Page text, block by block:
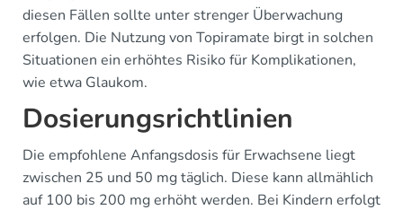
diesen Fällen sollte unter strenger Überwachung
erfolgen. Die Nutzung von Topiramate birgt in solchen
Situationen ein erhöhtes Risiko für Komplikationen,
wie etwa Glaukom.
Dosierungsrichtlinien
Die empfohlene Anfangsdosis für Erwachsene liegt
zwischen 25 und 50 mg täglich. Diese kann allmählich
auf 100 bis 200 mg erhöht werden. Bei Kindern erfolgt